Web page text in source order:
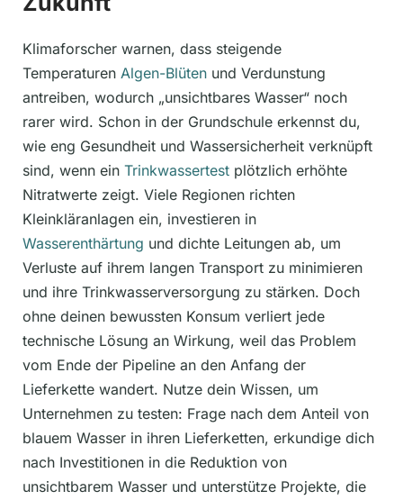
Klimaforscher warnen, dass steigende
Temperaturen Algen-Blüten und Verdunstung
antreiben, wodurch „unsichtbares Wasser“ noch
rarer wird. Schon in der Grundschule erkennst du,
wie eng Gesundheit und Wassersicherheit verknüpft
sind, wenn ein Trinkwassertest plötzlich erhöhte
Nitratwerte zeigt. Viele Regionen richten
Kleinkläranlagen ein, investieren in
Wasserenthärtung und dichte Leitungen ab, um
Verluste auf ihrem langen Transport zu minimieren
und ihre Trinkwasserversorgung zu stärken. Doch
ohne deinen bewussten Konsum verliert jede
technische Lösung an Wirkung, weil das Problem
vom Ende der Pipeline an den Anfang der
Lieferkette wandert. Nutze dein Wissen, um
Unternehmen zu testen: Frage nach dem Anteil von
blauem Wasser in ihren Lieferketten, erkundige dich
nach Investitionen in die Reduktion von
unsichtbarem Wasser und unterstütze Projekte, die